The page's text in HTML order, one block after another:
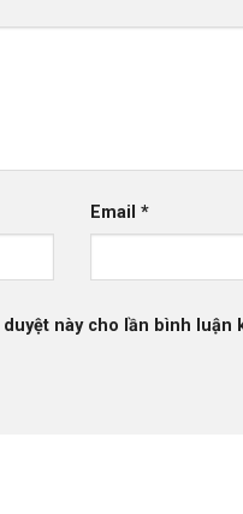
Email*
này cho lần bình luận